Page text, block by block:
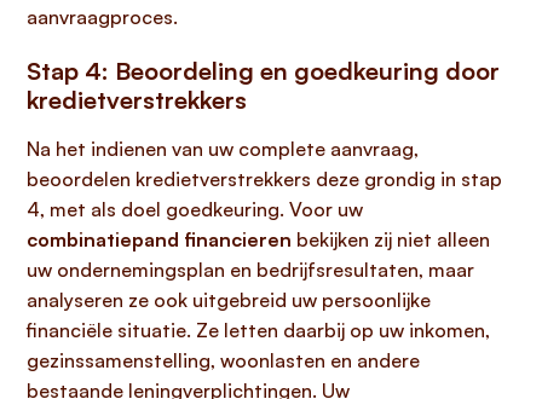
aanvraagproces.
Stap 4: Beoordeling en goedkeuring door
kredietverstrekkers
Na het indienen van uw complete aanvraag,
beoordelen kredietverstrekkers deze grondig in stap
4, met als doel goedkeuring. Voor uw
combinatiepand financieren bekijken zij niet alleen
uw ondernemingsplan en bedrijfsresultaten, maar
analyseren ze ook uitgebreid uw persoonlijke
financiële situatie. Ze letten daarbij op uw inkomen,
gezinssamenstelling, woonlasten en andere
bestaande leningverplichtingen. Uw